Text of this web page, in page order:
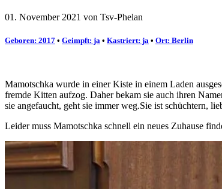
01. November 2021 von Tsv-Phelan
Geboren: 2017 • Geimpft: ja • Kastriert: ja • Ort: Berlin
Mamotschka wurde in einer Kiste in einem Laden
fremde Kitten aufzog. Daher bekam sie auch ihren
sie angefaucht, geht sie immer weg.Sie ist schüchtern,
Leider muss Mamotschka schnell ein neues Zuhause